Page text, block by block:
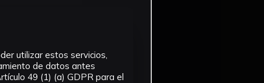
utilizar estos servicios,
de datos antes
49 (1) (a) GDPR para el